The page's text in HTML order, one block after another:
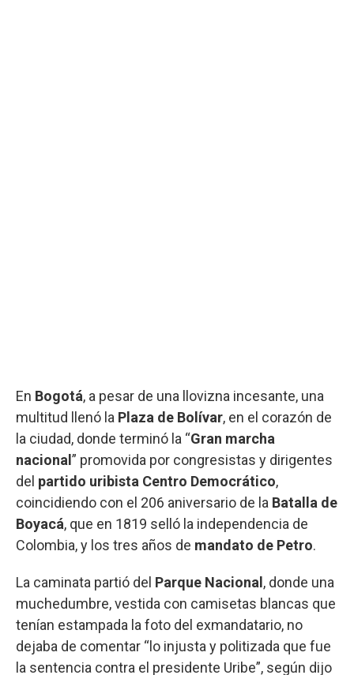
En Bogotá, a pesar de una llovizna incesante, una
multitud llenó la Plaza de Bolívar, en el corazón de
la ciudad, donde terminó la “Gran marcha
nacional ” promovida por congresistas y dirigentes
del partido uribista Centro Democrático,
coincidiendo con el 206 aniversario de la Batalla de
Boyacá, que en 1819 selló la independencia de
Colombia, y los tres años de mandato de Petro.
La caminata partió del Parque Nacional , donde una
muchedumbre, vestida con camisetas blancas que
tenían estampada la foto del exmandatario, no
dejaba de comentar “lo injusta y politizada que fue
la sentencia contra el presidente Uribe”, según dijo